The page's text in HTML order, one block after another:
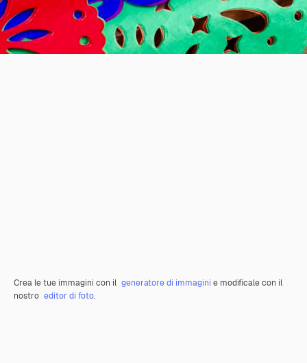
Crea le tue immagini con il generatore di immagini e modificale con il
nostro editor di foto.